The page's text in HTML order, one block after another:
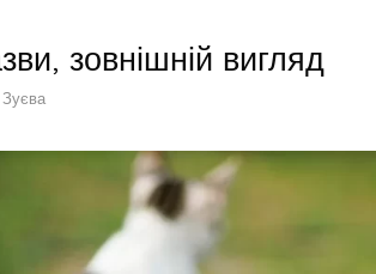
зовнішній вигляд
Зуєва